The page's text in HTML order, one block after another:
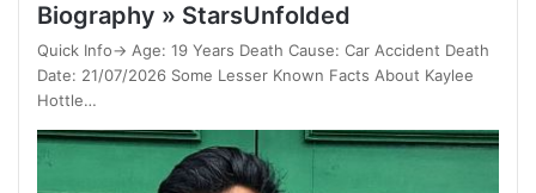
Biography » StarsUnfolded
Quick Info→ Age: 19 Years Death Cause: Car Accident Death
Date: 21/07/2026 Some Lesser Known Facts About Kaylee
Hottle…